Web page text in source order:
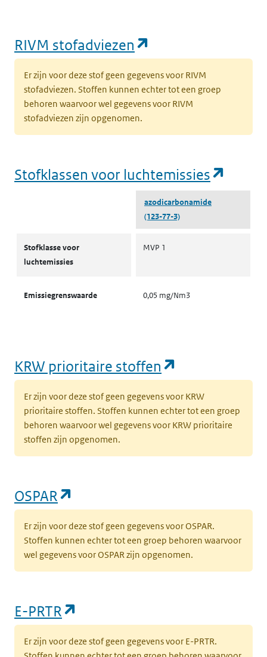
RIVM stofadviezen
Er zijn voor deze stof geen gegevens voor RIVM
stofadviezen. Stoffen kunnen echter tot een groep
behoren waarvoor wel gegevens voor RIVM
stofadviezen zijn opgenomen.
Stofklassen voor luchtemissies
azodicarbonamide
(123-77-3)
Stofklasse voor
luchtemissies
MVP 1
Emissiegrenswaarde 0,05 mg/Nm3
KRW prioritaire stoffen
Er zijn voor deze stof geen gegevens voor KRW
prioritaire stoffen. Stoffen kunnen echter tot een groep
behoren waarvoor wel gegevens voor KRW prioritaire
stoffen zijn opgenomen.
OSPAR
Er zijn voor deze stof geen gegevens voor OSPAR.
Stoffen kunnen echter tot een groep behoren waarvoor
wel gegevens voor OSPAR zijn opgenomen.
E-PRTR
Er zijn voor deze stof geen gegevens voor E-PRTR.